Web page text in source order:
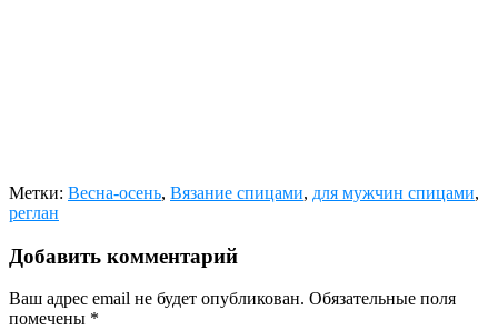
Метки: Весна-осень, Вязание спицами, для мужчин спицами,
реглан
Добавить комментарий
Ваш адрес email не будет опубликован. Обязательные поля
помечены *